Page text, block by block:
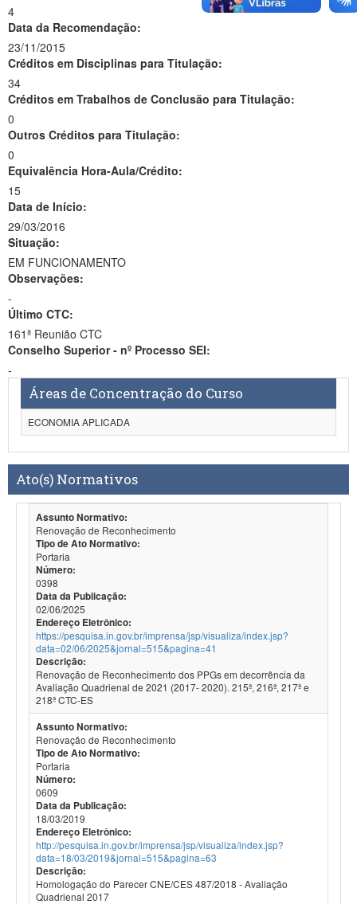
4
Data da Recomendação:
23/11/2015
Créditos em Disciplinas para Titulação:
34
Créditos em Trabalhos de Conclusão para Titulação:
0
Outros Créditos para Titulação:
0
Equivalência Hora-Aula/Crédito:
15
Data de Início:
29/03/2016
Situação:
EM FUNCIONAMENTO
Observações:
-
Último CTC:
161ª Reunião CTC
Conselho Superior - nº Processo SEI:
-
Áreas de Concentração do Curso
ECONOMIA APLICADA
Ato(s) Normativos
Assunto Normativo:
Renovação de Reconhecimento
Tipo de Ato Normativo:
Portaria
Número:
0398
Data da Publicação:
02/06/2025
Endereço Eletrônico:
https://pesquisa.in.gov.br/imprensa/jsp/visualiza/index.jsp?
data=02/06/2025&jornal=515&pagina=41
Descrição:
Renovação de Reconhecimento dos PPGs em decorrência da
Avaliação Quadrienal de 2021 (2017- 2020). 215ª, 216ª, 217ª e
218ª CTC-ES
Assunto Normativo:
Renovação de Reconhecimento
Tipo de Ato Normativo:
Portaria
Número:
0609
Data da Publicação:
18/03/2019
Endereço Eletrônico:
http://pesquisa.in.gov.br/imprensa/jsp/visualiza/index.jsp?
data=18/03/2019&jornal=515&pagina=63
Descrição:
Homologação do Parecer CNE/CES 487/2018 - Avaliação
Quadrienal 2017